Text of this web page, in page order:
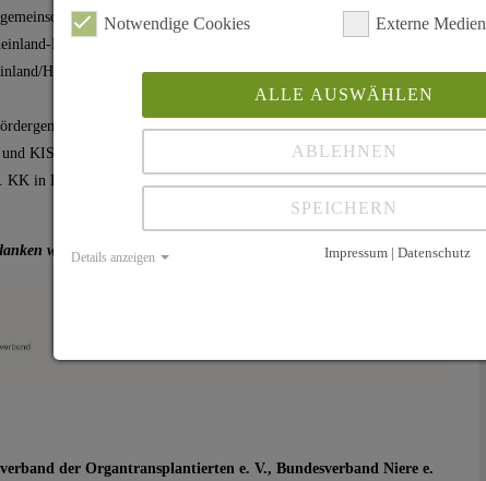
Südlicher Oberrhein – Barmer und Heilbronn-Franken,
Pfalz/Saarland,
Hamburg, SH Förderung KK runder Tisch KISS Mittelfranken,
Rhein-Neckar-Odenwald und AOK Neckar-Fils, SH-
KISS Stadt Coburg, TK SH-Gemeinschaftsförderung, GKV-
in Hessen, Gemeinschaftsförderung regionale Fördergemeinschaft
wir für ihre Unterstützung
der Organtransplantierten e. V., Bundesverband Niere e.
Notwendige Cookies Externe Medien
ALLE AUSWÄHLEN
ABLEHNEN
SPEICHERN
Details anzeigen Impressum | Datenschutz